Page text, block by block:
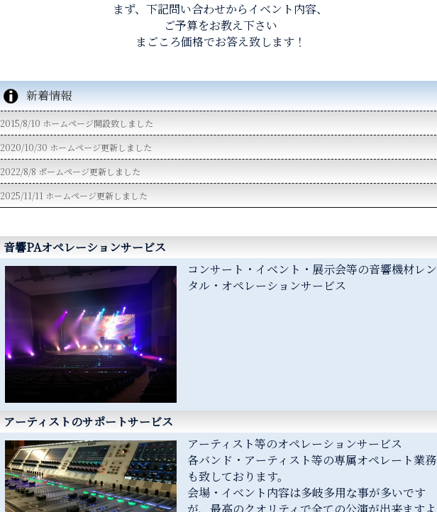
まず、下記問い合わせからイベント内容、
ご予算をお教え下さい
まごころ価格でお答え致します！
新着情報
2015/8/10 ホームページ開設致しました
2020/10/30 ホームページ更新しました
2022/8/8 ポームページ更新しました
2025/11/11 ホームページ更新しました
音響PAオペレーションサービス
コンサート・イベント・展示会等の音響機材レン
タル・オペレーションサービス
アーティストのサポートサービス
アーティスト等のオペレーションサービス
各バンド・アーティスト等の専属オペレート業務
も致しております。
会場・イベント内容は多岐多用な事が多いです